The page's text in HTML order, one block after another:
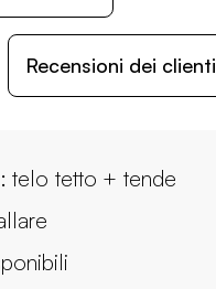
Recensioni dei clienti
telo tetto + tende